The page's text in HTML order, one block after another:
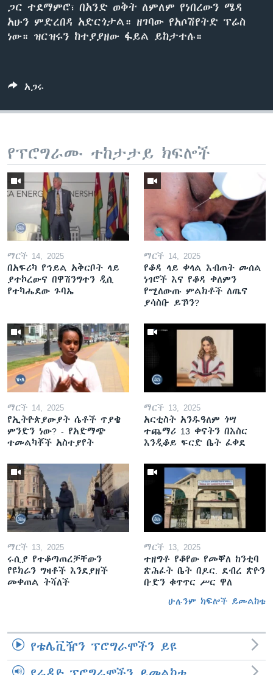
ጋር ተደማምሮ፣ በአንድ ወቅት ለምለም የነበረውን ሜዳ
አሁን ምድረበዳ አድርጎታል። ዘገባው የአሶሽየትድ ፕሬስ
ነው። ዝርዝሩን ከተያያዘው ፋይል ይከታተሉ።
አጋሩ
የፕሮግራሙ ተከታታይ ክፍሎች
ማርች 14, 2025
በአፍሪካ የኅይል አቅርቦት ላይ
ያተኮረውና በዋሽንግተን ዲሲ
የተካሔደው ጉባኤ
ማርች 14, 2025
የቆዳ ላይ ቀላል እብጠት መሰል
ነገሮች እና የቆዳ ቀለምን
የሚለውጡ ምልክቶች ለጤና
ያሳስቡ ይኾን?
ማርች 14, 2025
የኢትዮጵያውያት ሴቶች ጥያቄ
ምንድን ነው? - የአድማጭ
ተመልካቾች አስተያየት
ማርች 13, 2025
አርቲስት አንዱዓለም ጎሣ
ተጨማሪ 13 ቀናትን በእስር
እንዲቆይ ፍርድ ቤት ፈቀደ
ማርች 13, 2025
ሩሲያ የተቆጣጠረቻቸውን
የዩክሬን ግዛቶች እንደያዘች
መቀጠል ትሻለች
ማርች 13, 2025
ተዘግቶ የቆየው የመቐለ ከንቲባ
ጽሕፈት ቤት በዶር. ደብረ ጽዮን
ቡድን ቁጥጥር ሥር ዋለ
ሁሉንም ክፍሎች ይመልከቱ
የቴሌቪዥን ፕሮግራሞችን ይዩ